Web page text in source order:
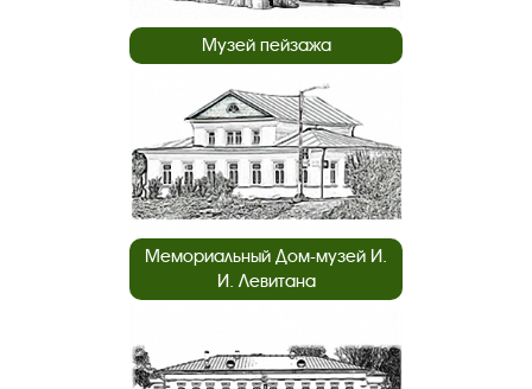
Музей пейзажа
Мемориальный Дом-музей И.
И. Левитана